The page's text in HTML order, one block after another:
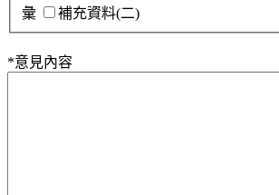
彙
補充資料(二)
*意見內容